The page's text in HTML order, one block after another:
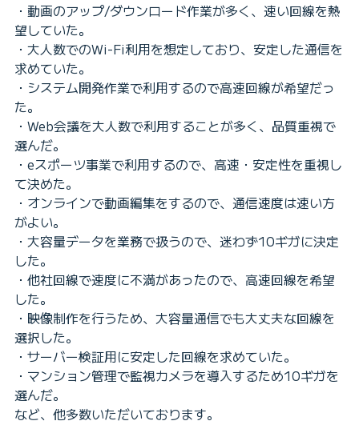
・動画のアップ/ダウンロード作業が多く、速い回線を熱
望していた。
・大人数でのWi-Fi利用を想定しており、安定した通信を
求めていた。
・システム開発作業で利用するので高速回線が希望だっ
た。
・Web会議を大人数で利用することが多く、品質重視で
選んだ。
・eスポーツ事業で利用するので、高速・安定性を重視し
て決めた。
・オンラインで動画編集をするので、通信速度は速い方
がよい。
・大容量データを業務で扱うので、迷わず10ギガに決定
した。
・他社回線で速度に不満があったので、高速回線を希望
した。
・映像制作を行うため、大容量通信でも大丈夫な回線を
選択した。
・サーバー検証用に安定した回線を求めていた。
・マンション管理で監視カメラを導入するため10ギガを
選んだ。
など、他多数いただいております。